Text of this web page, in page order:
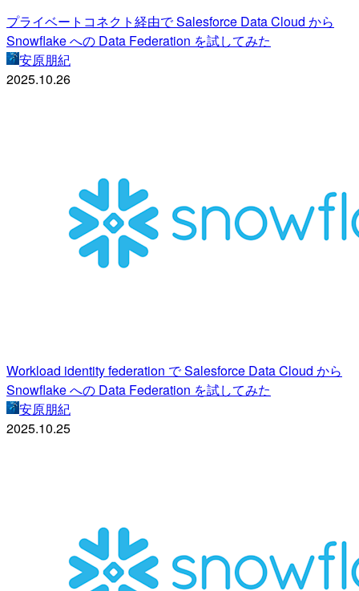
プライベートコネクト経由で Salesforce Data Cloud から
Snowflake への Data Federation を試してみた
安原朋紀
2025.10.26
Workload identity federation で Salesforce Data Cloud から
Snowflake への Data Federation を試してみた
安原朋紀
2025.10.25